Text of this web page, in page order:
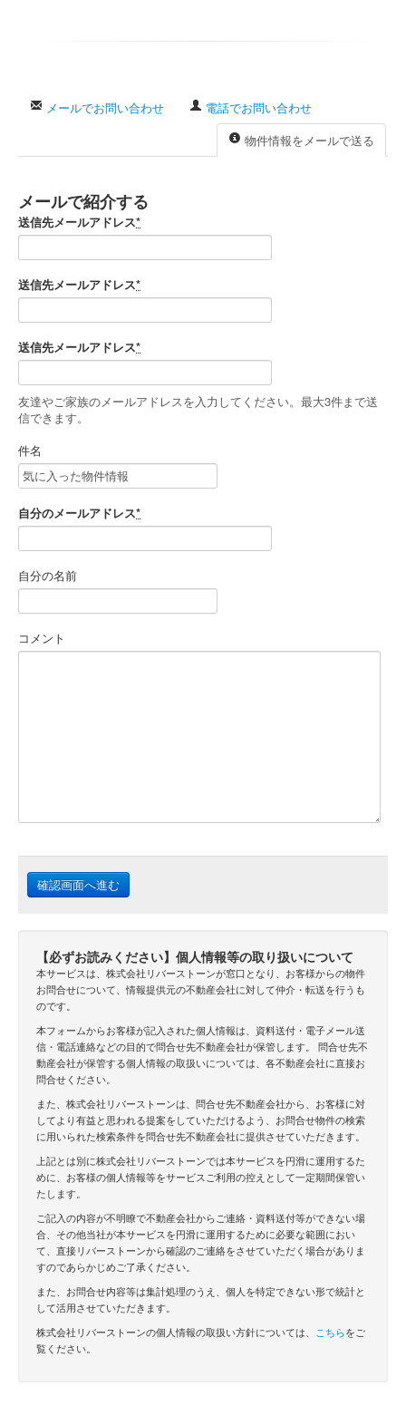
メールでお問い合わせ
電話でお問い合わせ
物件情報をメールで送る
メールで紹介する
送信先メールアドレス*
送信先メールアドレス*
送信先メールアドレス*
友達やご家族のメールアドレスを入力してください。最大3件まで送
信できます。
件名
自分のメールアドレス*
自分の名前
コメント
【必ずお読みください】個人情報等の取り扱いについて
本サービスは、株式会社リバーストーンが窓口となり、お客様からの物件
お問合せについて、情報提供元の不動産会社に対して仲介・転送を行うも
のです。
本フォームからお客様が記入された個人情報は、資料送付・電子メール送
信・電話連絡などの目的で問合せ先不動産会社が保管します。 問合せ先不
動産会社が保管する個人情報の取扱いについては、各不動産会社に直接お
問合せください。
また、株式会社リバーストーンは、問合せ先不動産会社から、お客様に対
してより有益と思われる提案をしていただけるよう、お問合せ物件の検索
に用いられた検索条件を問合せ先不動産会社に提供させていただきます。
上記とは別に株式会社リバーストーンでは本サービスを円滑に運用するた
めに、お客様の個人情報等をサービスご利用の控えとして一定期間保管い
たします。
ご記入の内容が不明瞭で不動産会社からご連絡・資料送付等ができない場
合、その他当社が本サービスを円滑に運用するために必要な範囲におい
て、直接リバーストーンから確認のご連絡をさせていただく場合がありま
すのであらかじめご了承ください。
また、お問合せ内容等は集計処理のうえ、個人を特定できない形で統計と
して活用させていただきます。
株式会社リバーストーンの個人情報の取扱い方針については、
こちらをご
覧ください。